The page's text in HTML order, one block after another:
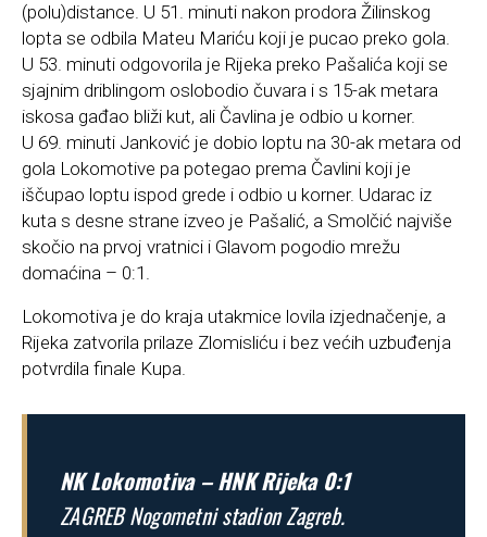
(polu)distance. U 51. minuti nakon prodora Žilinskog
lopta se odbila Mateu Mariću koji je pucao preko gola.
U 53. minuti odgovorila je Rijeka preko Pašalića koji se
sjajnim driblingom oslobodio čuvara i s 15-ak metara
iskosa gađao bliži kut, ali Čavlina je odbio u korner.
U 69. minuti Janković je dobio loptu na 30-ak metara od
gola Lokomotive pa potegao prema Čavlini koji je
iščupao loptu ispod grede i odbio u korner. Udarac iz
kuta s desne strane izveo je Pašalić, a Smolčić najviše
skočio na prvoj vratnici i Glavom pogodio mrežu
domaćina – 0:1.
Lokomotiva je do kraja utakmice lovila izjednačenje, a
Rijeka zatvorila prilaze Zlomisliću i bez većih uzbuđenja
potvrdila finale Kupa.
NK Lokomotiva – HNK Rijeka 0:1
ZAGREB Nogometni stadion Zagreb.